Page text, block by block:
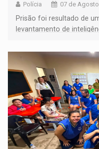
Polícia 07 de
Prisão foi resultado de
levantamento de